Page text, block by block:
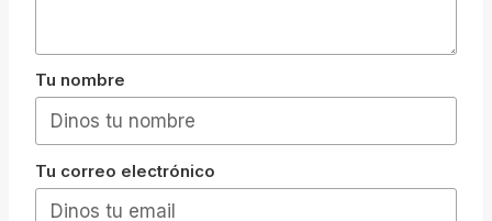
Tu nombre
Tu correo electrónico